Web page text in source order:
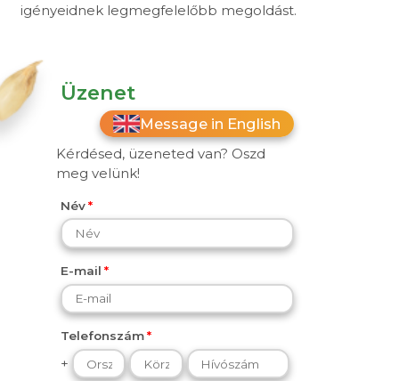
igényeidnek legmegfelelőbb megoldást.
Üzenet
Message in English
Kérdésed, üzeneted van? Oszd
meg velünk!
Név
E-mail
Telefonszám
+